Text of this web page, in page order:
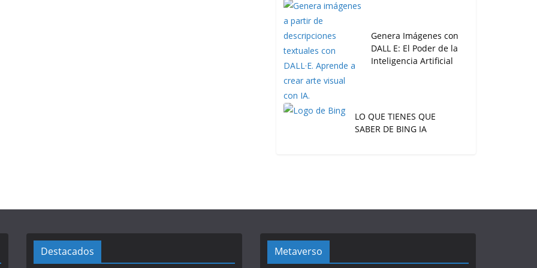
Genera Imágenes con
DALL E: El Poder de la
Inteligencia Artificial
LO QUE TIENES QUE
SABER DE BING IA
Destacados Metaverso